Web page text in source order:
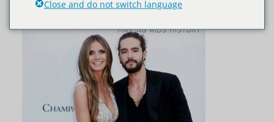
Close and do not switch language